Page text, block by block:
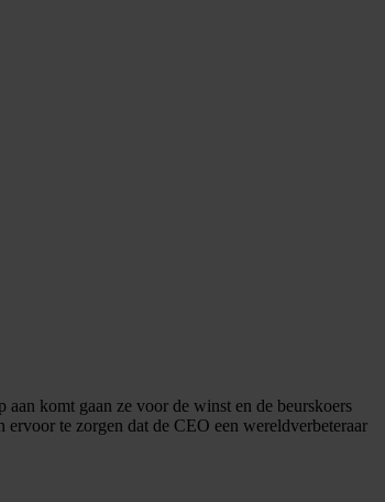
aan komt gaan ze voor de winst en de beurskoers
ervoor te zorgen dat de CEO een wereldverbeteraar